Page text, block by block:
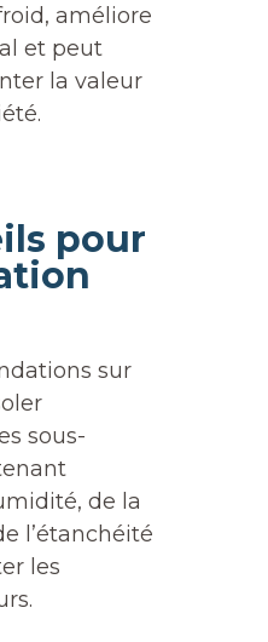
améliore
et peut
la valeur
pour
sur
sous-
de la
l’étanchéité
les